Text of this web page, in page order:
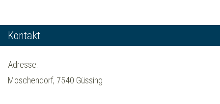
Kontakt
Adresse:
Moschendorf, 7540 Güssing